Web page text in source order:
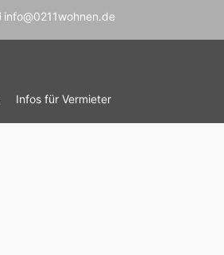
info@0211wohnen.de
Infos für Vermieter